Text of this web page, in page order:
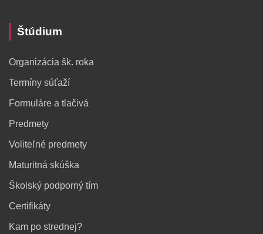
Štúdium
Organizácia šk. roka
Termíny súťaží
Formuláre a tlačivá
Predmety
Voliteľné predmety
Maturitná skúška
Školský podporný tím
Certifikáty
Kam po strednej?